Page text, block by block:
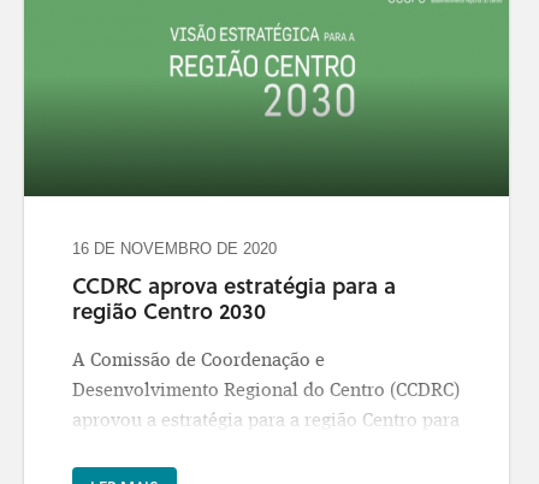
16 DE NOVEMBRO DE 2020
CCDRC aprova estratégia para a
região Centro 2030
A Comissão de Coordenação e
Desenvolvimento Regional do Centro (CCDRC)
aprovou a estratégia para a região Centro para